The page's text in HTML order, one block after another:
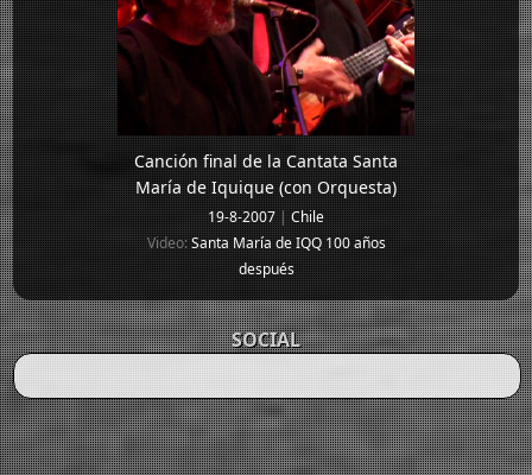
Canción final de la Cantata Santa
María de Iquique (con Orquesta)
19-8-2007|Chile
Video:Santa María de IQQ 100 años
después
SOCIAL